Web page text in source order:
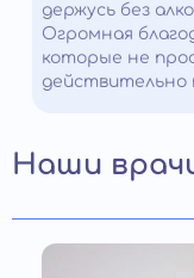
держусь без
Огромная
которые не
Наши